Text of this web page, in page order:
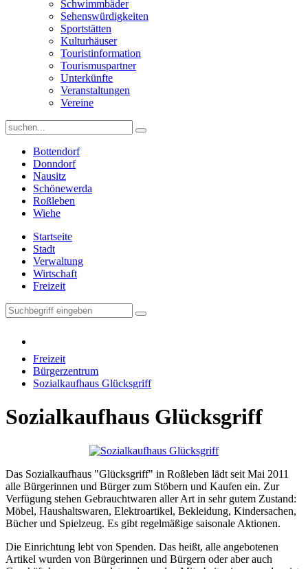
Schwimmbäder
Sehenswürdigkeiten
Sportstätten
Kulturhäuser
Touristinformation
Tourismuspartner
Unterkünfte
Veranstaltungen
Vereine
Bottendorf
Donndorf
Nausitz
Schönewerda
Roßleben
Wiehe
Startseite
Stadt
Verwaltung
Wirtschaft
Freizeit
Freizeit
Bürgerzentrum
Sozialkaufhaus Glücksgriff
Sozialkaufhaus Glücksgriff
Das Sozialkaufhaus "Glücksgriff" in Roßleben lädt seit Mai 2011
alle Bürgerinnen und Bürger zum Stöbern und Kaufen ein. Zur
Verfügung stehen Gebrauchtwaren aller Art in sehr gutem Zustand:
Möbel, Haushaltswaren, Elektroartikel, Bekleidung, Kindersachen,
Bücher und Spielzeug. Es gibt regelmäßige saisonale Aktionen.
Die Einrichtung lebt von Spenden. Das heißt, alle angebotenen
Artikel wurden von Bürgerinnen und Bürgern oder aber auch